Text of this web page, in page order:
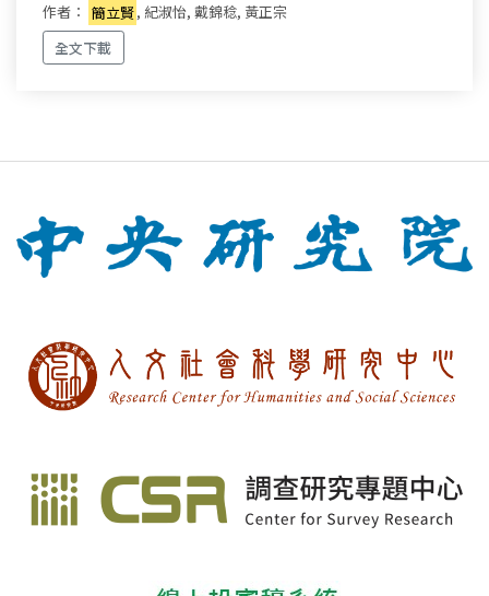
作者： 簡立賢, 紀淑怡, 戴錦稔, 黃正宗
全文下載